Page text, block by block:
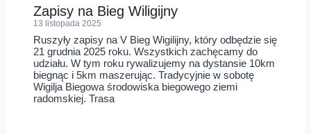
Zapisy na Bieg Wiligijny
13 listopada 2025
Ruszyły zapisy na V Bieg Wigilijny, który odbędzie się
21 grudnia 2025 roku. Wszystkich zachęcamy do
udziału. W tym roku rywalizujemy na dystansie 10km
biegnąc i 5km maszerując. Tradycyjnie w sobotę
Wigilja Biegowa środowiska biegowego ziemi
radomskiej. Trasa